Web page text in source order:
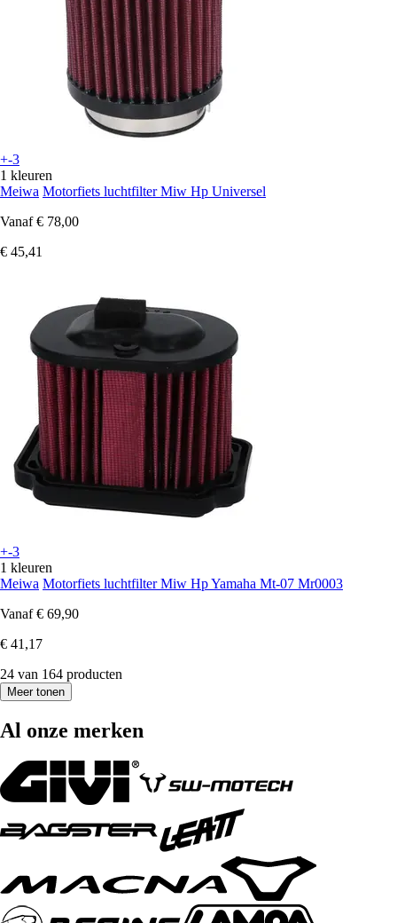
+-3
1 kleuren
Meiwa Motorfiets luchtfilter Miw Hp Universel
Vanaf € 78,00
€ 45,41
+-3
1 kleuren
Meiwa Motorfiets luchtfilter Miw Hp Yamaha Mt-07 Mr0003
Vanaf € 69,90
€ 41,17
24 van 164 producten
Meer tonen
Al onze merken